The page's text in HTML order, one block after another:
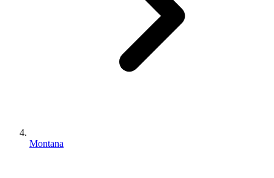
Montana